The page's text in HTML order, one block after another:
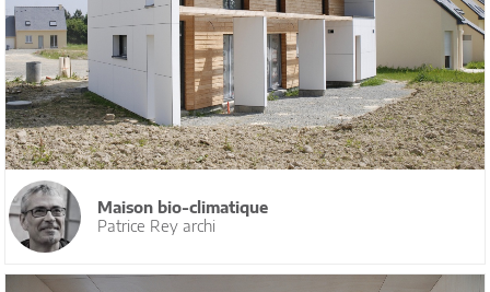
Maison bio-climatique
Patrice Rey archi